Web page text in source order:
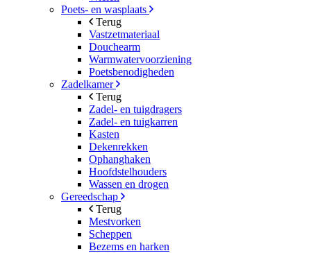
Poets- en wasplaats
Terug
Vastzetmateriaal
Douchearm
Warmwatervoorziening
Poetsbenodigheden
Zadelkamer
Terug
Zadel- en tuigdragers
Zadel- en tuigkarren
Kasten
Dekenrekken
Ophanghaken
Hoofdstelhouders
Wassen en drogen
Gereedschap
Terug
Mestvorken
Scheppen
Bezems en harken